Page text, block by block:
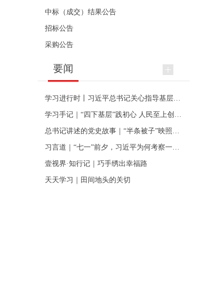
中标（成交）结果公告
招标公告
采购公告
要闻
壹视界·知行记｜巧手绣出幸福路
天天学习｜田间地头的关切